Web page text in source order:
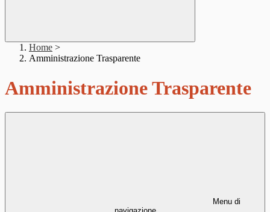
Home >
Amministrazione Trasparente
Amministrazione Trasparente
Menu di